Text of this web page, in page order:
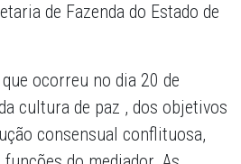
de Fazenda do Estado de
ocorreu no dia 20 de
cultura de paz , dos objetivos
consensual conflituosa,